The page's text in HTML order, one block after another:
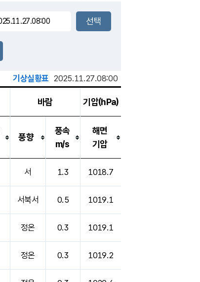
장호원
기상실황표 2025.11.27.08:00
바람 기압(hPa)
풍향
풍속
m/s
해면
기압
서 1.3 1018.7
서북서 0.5 1019.1
정온 0.3 1019.1
정온 0.3 1019.2